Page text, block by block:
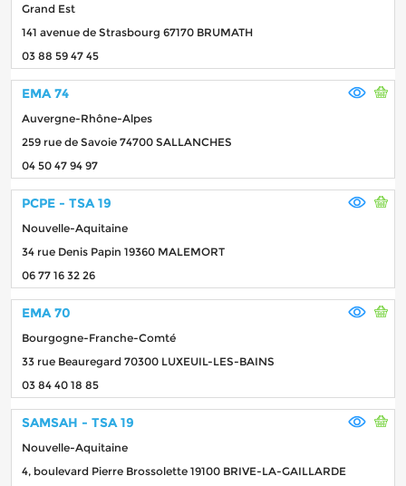
Grand Est
141 avenue de Strasbourg 67170 BRUMATH
03 88 59 47 45
EMA 74
Auvergne-Rhône-Alpes
259 rue de Savoie 74700 SALLANCHES
04 50 47 94 97
PCPE - TSA 19
Nouvelle-Aquitaine
34 rue Denis Papin 19360 MALEMORT
06 77 16 32 26
EMA 70
Bourgogne-Franche-Comté
33 rue Beauregard 70300 LUXEUIL-LES-BAINS
03 84 40 18 85
SAMSAH - TSA 19
Nouvelle-Aquitaine
4, boulevard Pierre Brossolette 19100 BRIVE-LA-GAILLARDE